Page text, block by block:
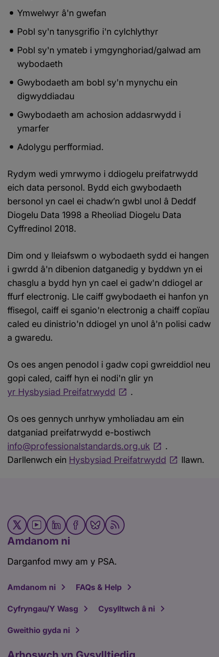
Ymwelwyr â'n gwefan
Pobl sy'n tanysgrifio i'n cylchlythyr
Pobl sy'n ymateb i ymgynghoriad/galwad am
wybodaeth
Gwybodaeth am bobl sy'n mynychu ein
digwyddiadau
Gwybodaeth am achosion addasrwydd i
ymarfer
Adolygu perfformiad.
Rydym wedi ymrwymo i ddiogelu preifatrwydd
eich data personol. Bydd eich gwybodaeth
bersonol yn cael ei chadw’n gwbl unol â Deddf
Diogelu Data 1998 a Rheoliad Diogelu Data
Cyffredinol 2018.
Dim ond y lleiafswm o wybodaeth sydd ei hangen
i gwrdd â'n dibenion datganedig y byddwn yn ei
chasglu a bydd hyn yn cael ei gadw'n ddiogel ar
ffurf electronig. Lle caiff gwybodaeth ei hanfon yn
ffisegol, caiff ei sganio'n electronig a chaiff copïau
caled eu dinistrio'n ddiogel yn unol â'n polisi cadw
a gwaredu.
Os oes angen penodol i gadw copi gwreiddiol neu
gopi caled, caiff hyn ei nodi'n glir yn
yr Hysbysiad Preifatrwydd
.
Os oes gennych unrhyw ymholiadau am ein
datganiad preifatrwydd e-bostiwch
info@professionalstandards.org.uk
.
Darllenwch ein Hysbysiad Preifatrwydd llawn.
Amdanom ni
Darganfod mwy am y PSA.
Amdanom ni FAQs & Help
Cyfryngau/Y Wasg Cysylltwch â ni
Gweithio gyda ni